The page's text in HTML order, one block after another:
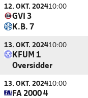
12. OKT. 202410:00
GVI 3
K.B. 7
13. OKT. 202410:00
KFUM 1
Oversidder
13. OKT. 202410:00
FA 2000 4